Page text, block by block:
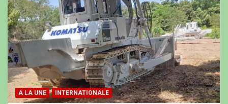
A LA UNE INTERNATIONALE